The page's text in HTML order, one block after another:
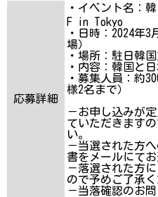
応募詳細
・イベント名：
F in Tokyo
・日時：2024年3
場）
・場所：駐日韓
・内容：韓国と
・募集人員：約
様2名まで）
－お申し込みが
ていただきます
い。
－当選された方
書をメールにてお
－落選された方
ので予めご了承く
－当落確認のお